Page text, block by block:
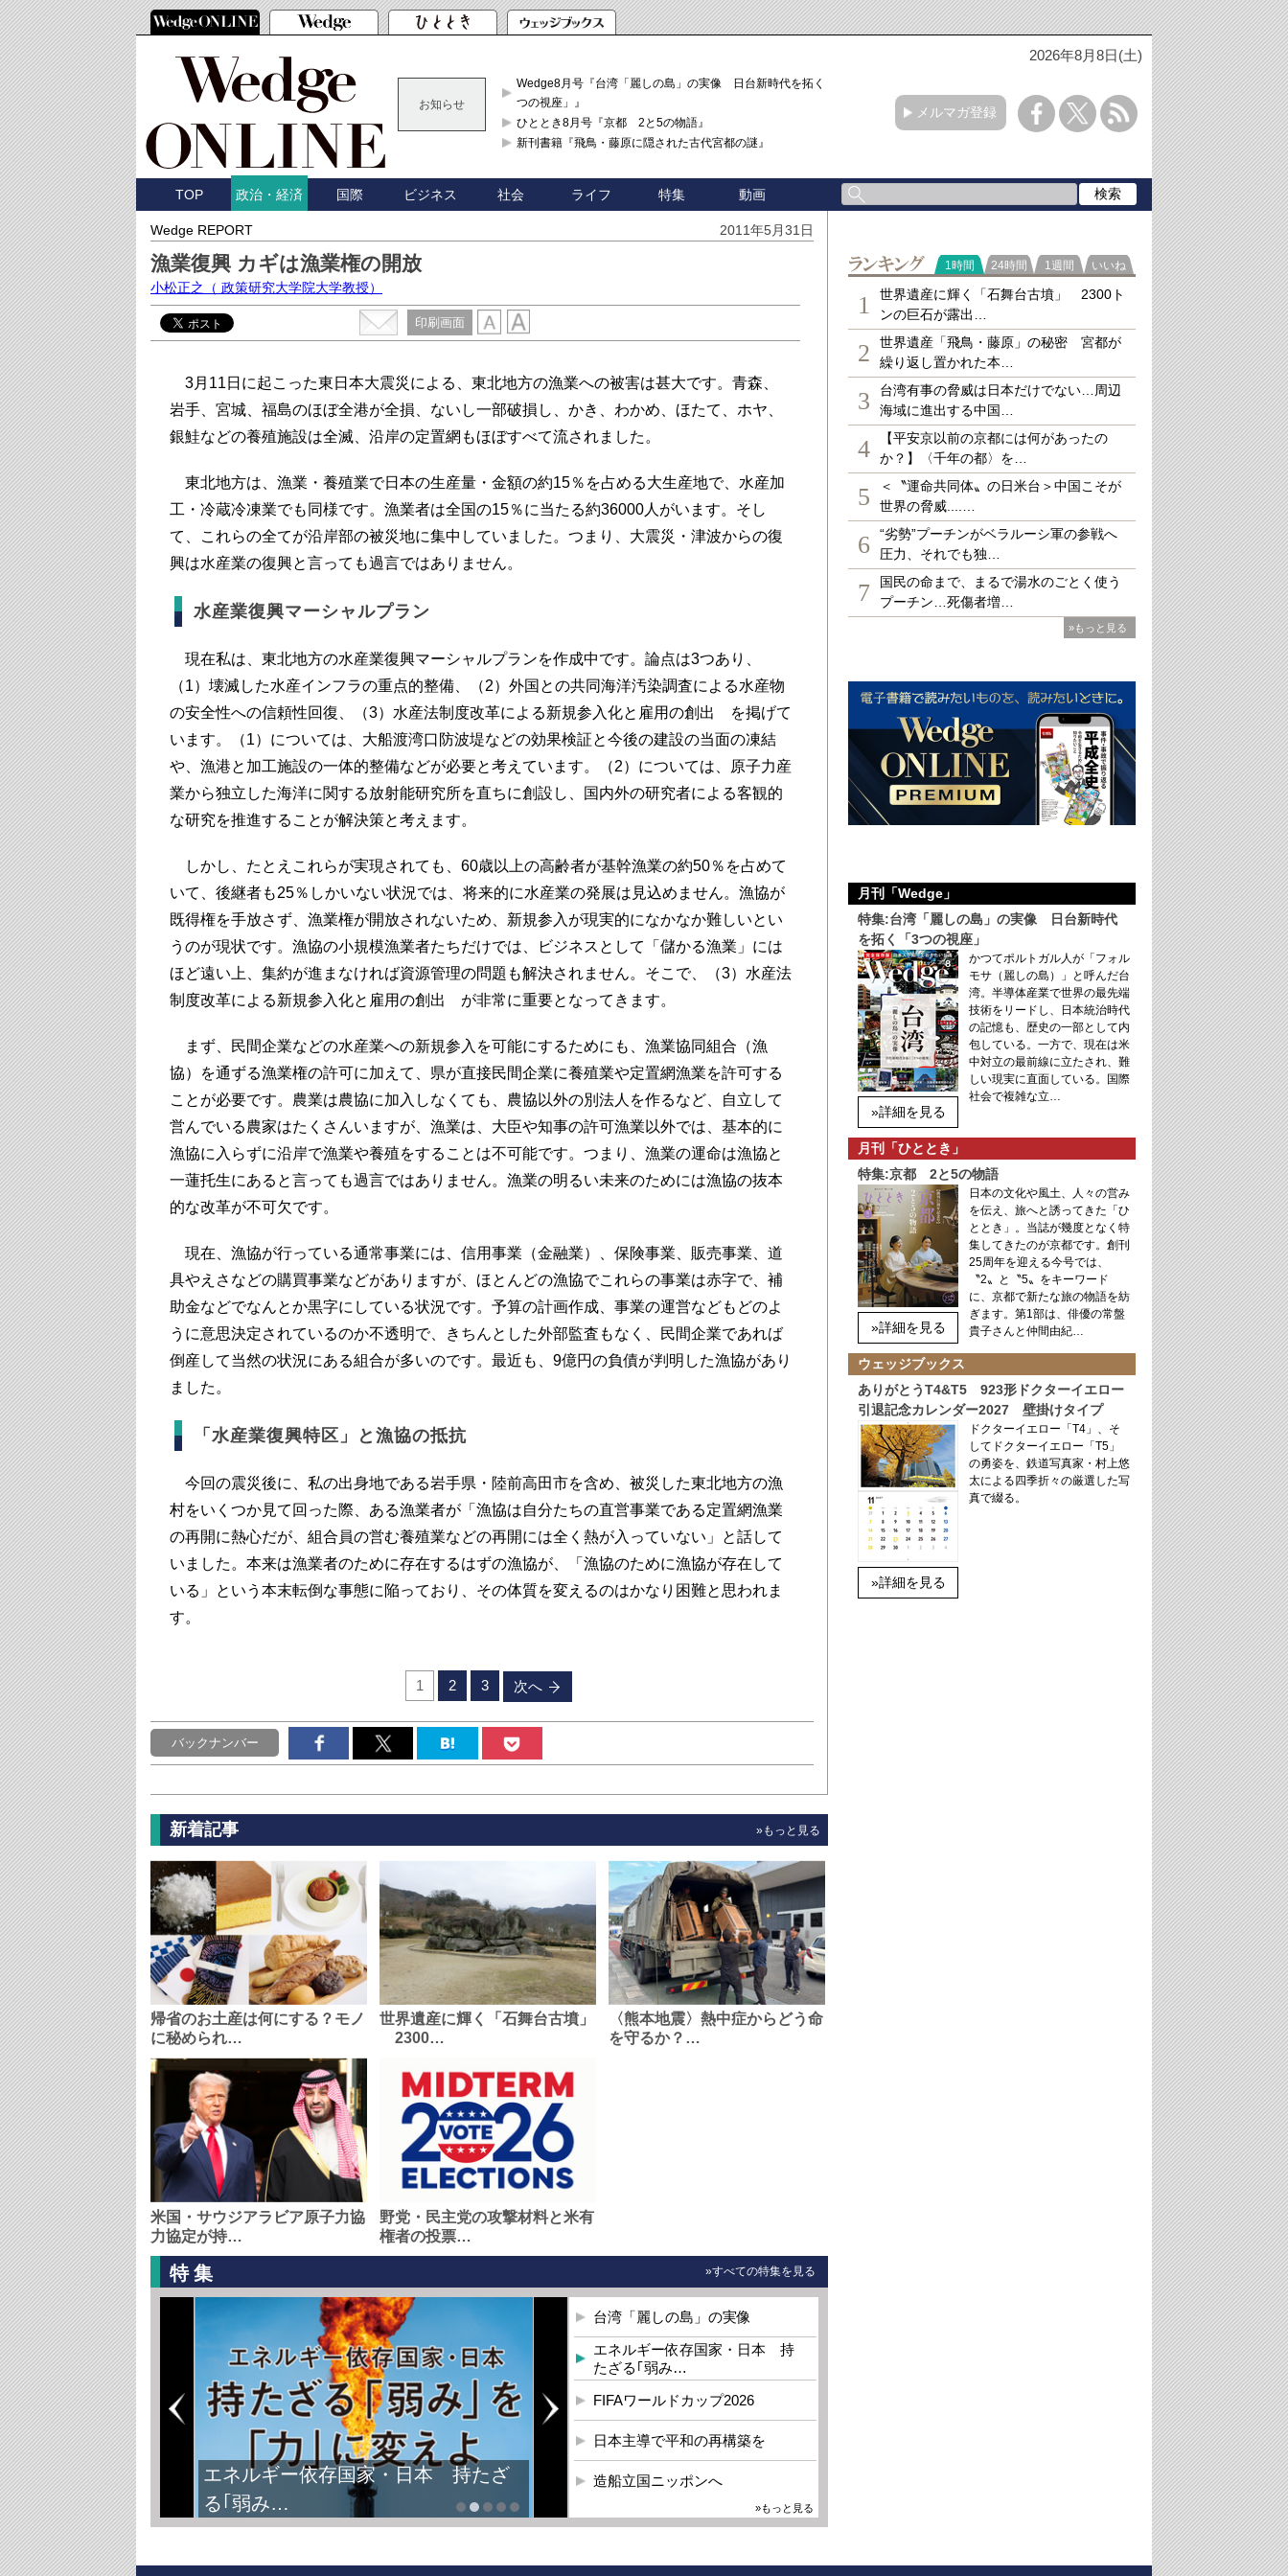
2026年8月8日(土)
お知らせ
Wedge8月号『台湾「麗しの島」の実像 日台新時代を拓く「3
つの視座」』
ひととき8月号『京都 2と5の物語』
新刊書籍『飛鳥・藤原に隠された古代宮都の謎』
メルマガ登録
TOP 政治・経済 国際 ビジネス 社会 ライフ 特集 動画
Wedge REPORT 2011年5月31日
漁業復興 カギは漁業権の開放
小松正之 （ 政策研究大学院大学教授）
印刷画面
3月11日に起こった東日本大震災による、東北地方の漁業への被害は甚大です。青森、
岩手、宮城、福島のほぼ全港が全損、ないし一部破損し、かき、わかめ、ほたて、ホヤ、
銀鮭などの養殖施設は全滅、沿岸の定置網もほぼすべて流されました。
東北地方は、漁業・養殖業で日本の生産量・金額の約15％を占める大生産地で、水産加
工・冷蔵冷凍業でも同様です。漁業者は全国の15％に当たる約36000人がいます。そし
て、これらの全てが沿岸部の被災地に集中していました。つまり、大震災・津波からの復
興は水産業の復興と言っても過言ではありません。
水産業復興マーシャルプラン
現在私は、東北地方の水産業復興マーシャルプランを作成中です。論点は3つあり、
（1）壊滅した水産インフラの重点的整備、（2）外国との共同海洋汚染調査による水産物
の安全性への信頼性回復、（3）水産法制度改革による新規参入化と雇用の創出 を掲げて
います。（1）については、大船渡湾口防波堤などの効果検証と今後の建設の当面の凍結
や、漁港と加工施設の一体的整備などが必要と考えています。（2）については、原子力産
業から独立した海洋に関する放射能研究所を直ちに創設し、国内外の研究者による客観的
な研究を推進することが解決策と考えます。
しかし、たとえこれらが実現されても、60歳以上の高齢者が基幹漁業の約50％を占めて
いて、後継者も25％しかいない状況では、将来的に水産業の発展は見込めません。漁協が
既得権を手放さず、漁業権が開放されないため、新規参入が現実的になかなか難しいとい
うのが現状です。漁協の小規模漁業者たちだけでは、ビジネスとして「儲かる漁業」には
ほど遠い上、集約が進まなければ資源管理の問題も解決されません。そこで、（3）水産法
制度改革による新規参入化と雇用の創出 が非常に重要となってきます。
まず、民間企業などの水産業への新規参入を可能にするためにも、漁業協同組合（漁
協）を通ずる漁業権の許可に加えて、県が直接民間企業に養殖業や定置網漁業を許可する
ことが必要です。農業は農協に加入しなくても、農協以外の別法人を作るなど、自立して
営んでいる農家はたくさんいますが、漁業は、大臣や知事の許可漁業以外では、基本的に
漁協に入らずに沿岸で漁業や養殖をすることは不可能です。つまり、漁業の運命は漁協と
一蓮托生にあると言っても過言ではありません。漁業の明るい未来のためには漁協の抜本
的な改革が不可欠です。
現在、漁協が行っている通常事業には、信用事業（金融業）、保険事業、販売事業、道
具やえさなどの購買事業などがありますが、ほとんどの漁協でこれらの事業は赤字で、補
助金などでなんとか黒字にしている状況です。予算の計画作成、事業の運営などもどのよ
うに意思決定されているのか不透明で、きちんとした外部監査もなく、民間企業であれば
倒産して当然の状況にある組合が多いのです。最近も、9億円の負債が判明した漁協があり
ました。
「水産業復興特区」と漁協の抵抗
今回の震災後に、私の出身地である岩手県・陸前高田市を含め、被災した東北地方の漁
村をいくつか見て回った際、ある漁業者が「漁協は自分たちの直営事業である定置網漁業
の再開に熱心だが、組合員の営む養殖業などの再開には全く熱が入っていない」と話して
いました。本来は漁業者のために存在するはずの漁協が、「漁協のために漁協が存在して
いる」という本末転倒な事態に陥っており、その体質を変えるのはかなり困難と思われま
す。
1 2 3 次へ
バックナンバー
新着記事 »もっと見る
帰省のお土産は何にする？モノ
に秘められ…
世界遺産に輝く「石舞台古墳」
2300…
〈熊本地震〉熱中症からどう命
を守るか？…
米国・サウジアラビア原子力協
力協定が持…
野党・民主党の攻撃材料と米有
権者の投票…
特集 »すべての特集を見る
エネルギー依存国家・日本 持たざ
る｢弱み…
台湾「麗しの島」の実像
エネルギー依存国家・日本 持
たざる｢弱み…
FIFAワールドカップ2026
日本主導で平和の再構築を
造船立国ニッポンへ
»もっと見る
ランキング
1時間 24時間 1週間 いいね
1
世界遺産に輝く「石舞台古墳」 2300ト
ンの巨石が露出…
2
世界遺産「飛鳥・藤原」の秘密 宮都が
繰り返し置かれた本…
3
台湾有事の脅威は日本だけでない…周辺
海域に進出する中国…
4
【平安京以前の京都には何があったの
か？】〈千年の都〉を…
5
＜〝運命共同体〟の日米台＞中国こそが
世界の脅威....…
6
“劣勢”プーチンがベラルーシ軍の参戦へ
圧力、それでも独…
7
国民の命まで、まるで湯水のごとく使う
プーチン…死傷者増…
»もっと見る
月刊「Wedge」
特集:台湾「麗しの島」の実像 日台新時代
を拓く「3つの視座」
»詳細を見る
かつてポルトガル人が「フォル
モサ（麗しの島）」と呼んだ台
湾。半導体産業で世界の最先端
技術をリードし、日本統治時代
の記憶も、歴史の一部として内
包している。一方で、現在は米
中対立の最前線に立たされ、難
しい現実に直面している。国際
社会で複雑な立…
月刊「ひととき」
特集:京都 2と5の物語
»詳細を見る
日本の文化や風土、人々の営み
を伝え、旅へと誘ってきた「ひ
ととき」。当誌が幾度となく特
集してきたのが京都です。創刊
25周年を迎える今号では、
〝2〟と〝5〟をキーワード
に、京都で新たな旅の物語を紡
ぎます。第1部は、俳優の常盤
貴子さんと仲間由紀…
ウェッジブックス
ありがとうT4&T5 923形ドクターイエロー
引退記念カレンダー2027 壁掛けタイプ
»詳細を見る
ドクターイエロー「T4」、そ
してドクターイエロー「T5」
の勇姿を、鉄道写真家・村上悠
太による四季折々の厳選した写
真で綴る。